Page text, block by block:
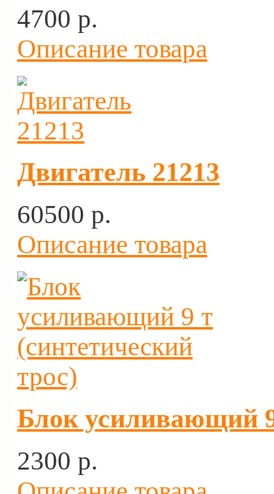
4700 p.
Описание товара
Двигатель 21213
60500 p.
Описание товара
Блок усиливающий
2300 p.